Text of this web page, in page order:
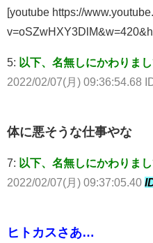
[youtube https://
5: 以下、名無しにかわりま
2022/02/07(月) 09:36:54.68
体に悪そうな仕事やな
7: 以下、名無しにかわりま
2022/02/07(月) 09:37:05.40
ヒトカスさあ…